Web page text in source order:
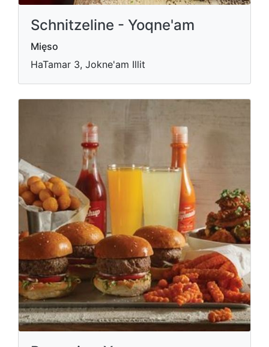
Schnitzeline - Yoqne'am
Mięso
HaTamar 3, Jokne'am Illit